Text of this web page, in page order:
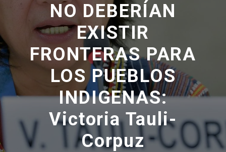
NO DEBERÍAN
EXISTIR
FRONTERAS PARA
LOS PUEBLOS
INDIGENAS:
Victoria Tauli-
Corpuz